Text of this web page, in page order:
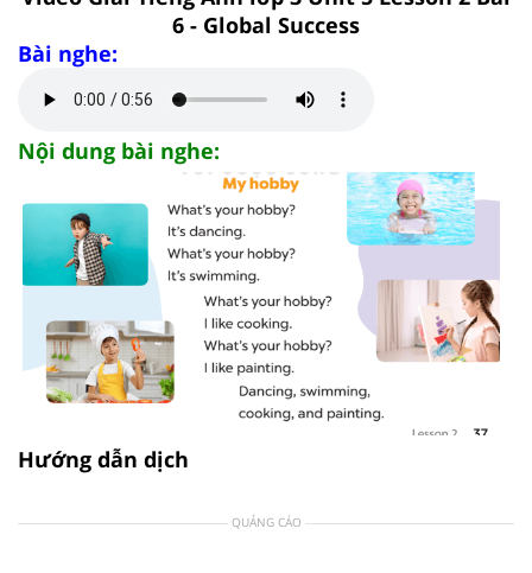
6 - Global Success
Bài nghe:
Nội dung bài nghe:
Hướng dẫn dịch
QUẢNG CÁO